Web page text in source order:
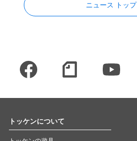
ニュース トップ
トッケンについて